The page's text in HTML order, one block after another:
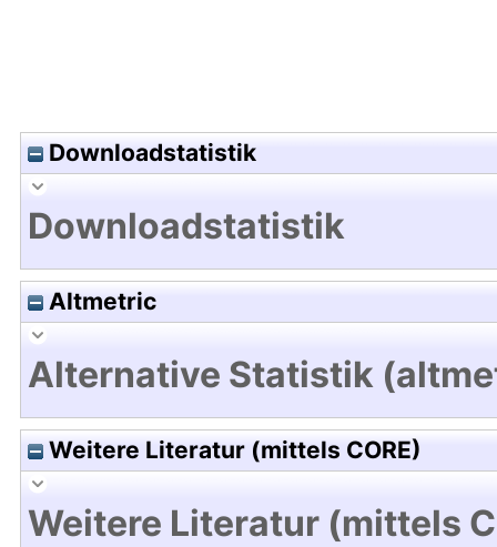
Downloadstatistik
Downloadstatistik
Altmetric
Alternative Statistik
Weitere Literatur (mittels CORE)
Weitere Literatur (mittels